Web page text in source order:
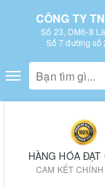
CÔNG TY
Số 23, DM6-8
Số 7 đường số
Toggle
navigation
HÀNG HÓA ĐẠT
CAM KẾT